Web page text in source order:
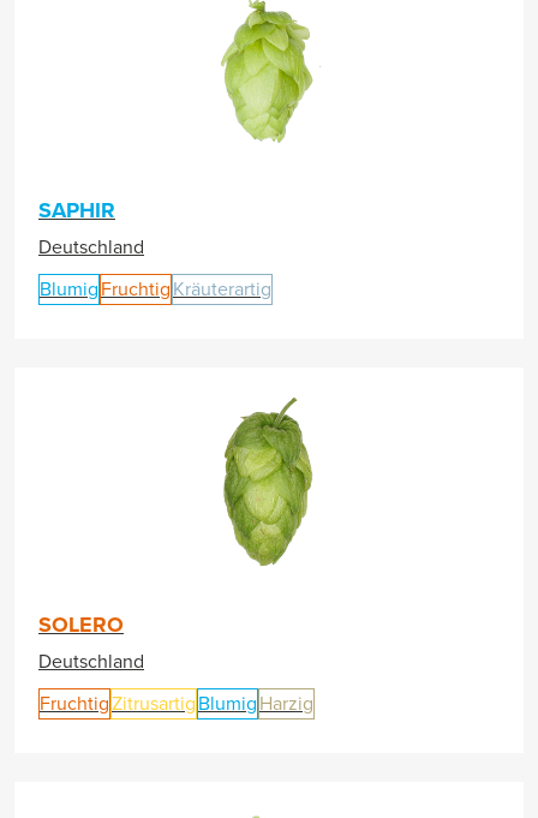
SAPHIR
Deutschland
Blumig Fruchtig Kräuterartig
SOLERO
Deutschland
FruchtigZitrusartig Blumig Harzig